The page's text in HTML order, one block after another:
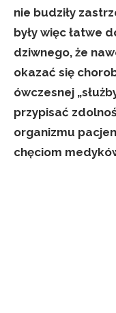
nie budziły
były więc łatwe
dziwnego, że
okazać się
ówczesnej
przypisać
organizmu
chęciom